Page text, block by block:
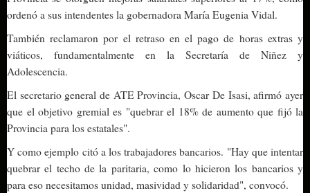
ordenó a sus intendentes la gobernadora María Eugenia Vidal.
También reclamaron por el retraso en el pago de horas extras y
viáticos, fundamentalmente en la Secretaría de Niñez y
Adolescencia.
El secretario general de ATE Provincia, Oscar De Isasi, afirmó ayer
que el objetivo gremial es "quebrar el 18% de aumento que fijó la
Provincia para los estatales".
Y como ejemplo citó a los trabajadores bancarios. "Hay que intentar
quebrar el techo de la paritaria, como lo hicieron los bancarios y
para eso necesitamos unidad, masividad y solidaridad", convocó.